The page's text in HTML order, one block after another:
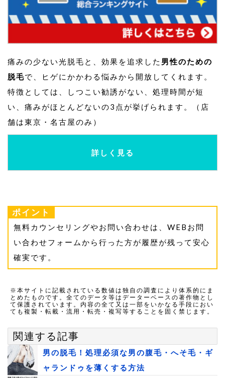
痛みの少ない光脱毛と、効果を追求した 男性のための
脱毛で、ヒゲにかかわる悩みから開放してくれます。
特徴としては、しつこい勧誘がない、処理時間が短
い、痛みがほとんどないの3点が挙げられます。（店
舗は東京・名古屋のみ）
詳しく見る
ポイント
無料カウンセリングやお問い合わせは、WEBお問
い合わせフォームから行った方が履歴が残って安心
確実です。
※本サイトに記載されている数値は独自の調査により体系的にま
とめたものです。全てのデータ等はデーターベースの著作物とし
て保護されています。内容の全て又は一部をいかなる手段におい
ても複製・転載・流用・転売・複写等することを固く禁じます。
関連する記事
男の脱毛！処理必須な男の腹毛・へそ毛・ギ
ャランドゥを薄くする方法